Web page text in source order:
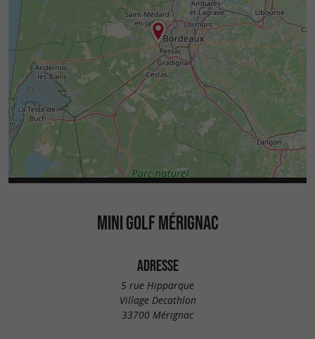
MINI GOLF MÉRIGNAC
ADRESSE
5 rue Hipparque
Village Decathlon
33700 Mérignac